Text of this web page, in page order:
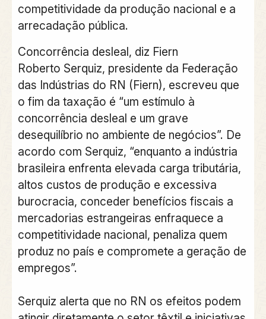
competitividade da produção nacional e a
arrecadação pública.
Concorrência desleal, diz Fiern
Roberto Serquiz, presidente da Federação
das Indústrias do RN (Fiern), escreveu que
o fim da taxação é “um estímulo à
concorrência desleal e um grave
desequilíbrio no ambiente de negócios”. De
acordo com Serquiz, “enquanto a indústria
brasileira enfrenta elevada carga tributária,
altos custos de produção e excessiva
burocracia, conceder benefícios fiscais a
mercadorias estrangeiras enfraquece a
competitividade nacional, penaliza quem
produz no país e compromete a geração de
empregos”.
Serquiz alerta que no RN os efeitos podem